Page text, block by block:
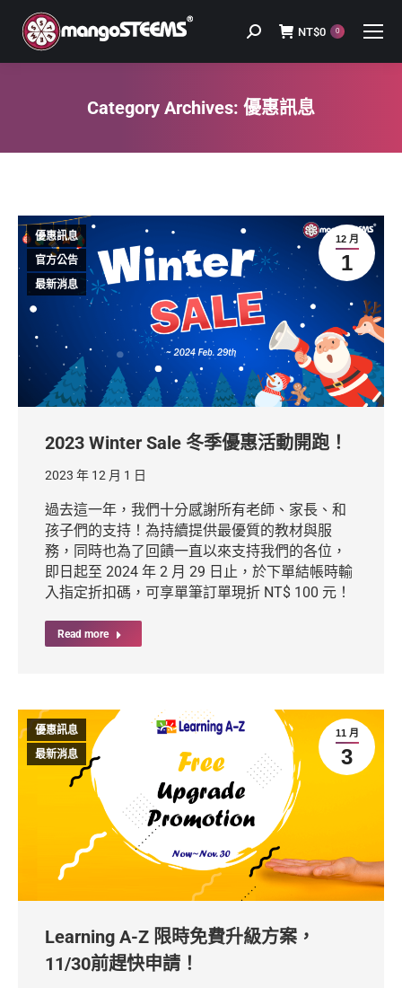
Search: NT$0 0
Category Archives: 優惠訊息
12 月
1
優惠訊息
官方公告
最新消息
2023 Winter Sale 冬季優惠活動開跑！
2023 年 12 月 1 日
過去這一年，我們十分感謝所有老師、家長、和
孩子們的支持！為持續提供最優質的教材與服
務，同時也為了回饋一直以來支持我們的各位，
即日起至 2024 年 2 月 29 日止，於下單結帳時輸
入指定折扣碼，可享單筆訂單現折 NT$ 100 元！
Read more
11 月
3
優惠訊息
最新消息
Learning A-Z 限時免費升級方案，
11/30前趕快申請！